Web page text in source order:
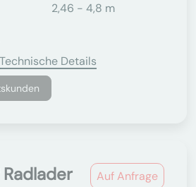
2,46 - 4,8 m
Technische Details
Auf Anfrage
Radlader